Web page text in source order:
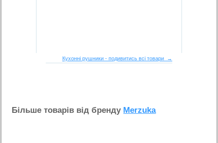
Кухонні рушники - подивитись всі товари →
Бiльше товарiв вiд бренду Merzuka